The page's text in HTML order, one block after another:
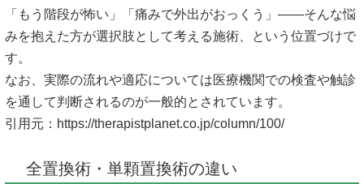
「もう階段が怖い」「痛みで外出がおっくう」――そんな悩
みを抱えた方が選択肢として考える施術、という位置づけで
す。
なお、実際の流れや適応については医療機関での検査や触診
を通して判断されるのが一般的とされています。
引用元： https://therapistplanet.co.jp/column/100/
全置換術・単顆置換術の違い